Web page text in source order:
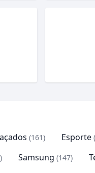
(161) Esporte
Samsung (147)